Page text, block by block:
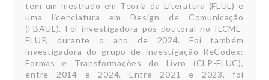
tem um mestrado em Teoria da Literatura (FLUL) e
uma licenciatura em Design de Comunicação
(FBAUL). Foi investigadora pós-doutoral no ILCML-
FLUP, durante o ano de 2024. Foi também
investigadora do grupo de investigação ReCodex:
Formas e Transformações do Livro (CLP-FLUC),
entre 2014 e 2024. Entre 2021 e 2023, foi